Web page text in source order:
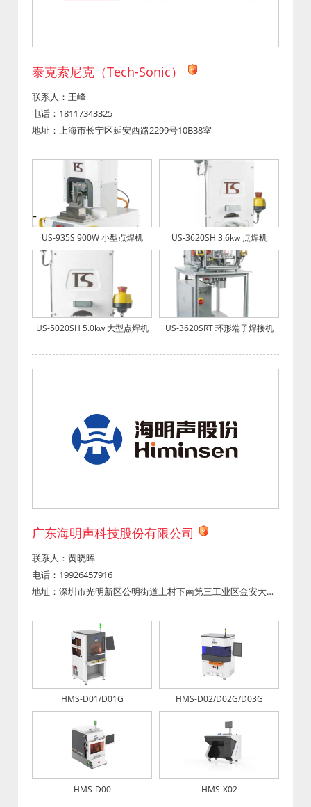
泰克索尼克（Tech-Sonic）
联系人：王峰
电话：18117343325
地址：上海市长宁区延安西路2299号10B38室
US-935S 900W 小型点焊机 US-3620SH 3.6kw 点焊机
US-5020SH 5.0kw 大型点焊机 US-3620SRT 环形端子焊接机
广东海明声科技股份有限公司
联系人：黄晓晖
电话：19926457916
地址：深圳市光明新区公明街道上村下南第三工业区金安大厦A栋1楼
HMS-D01/D01G HMS-D02/D02G/D03G
HMS-D00 HMS-X02